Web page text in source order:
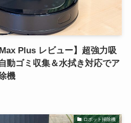
Plus レビュー】超強力吸
動ゴミ収集＆水拭き対応でア
機
ロボット掃除機